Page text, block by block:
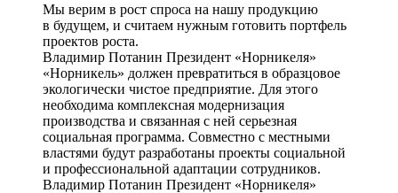
Мы верим в рост спроса на нашу продукцию
в будущем, и считаем нужным готовить портфель
проектов роста.
Владимир Потанин Президент «Норникеля»
«Норникель» должен превратиться в образцовое
экологически чистое предприятие. Для этого
необходима комплексная модернизация
производства и связанная с ней серьезная
социальная программа. Совместно с местными
властями будут разработаны проекты социальной
и профессиональной адаптации сотрудников.
Владимир Потанин Президент «Норникеля»